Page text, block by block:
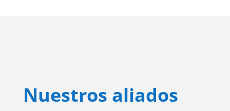
Nuestros aliados